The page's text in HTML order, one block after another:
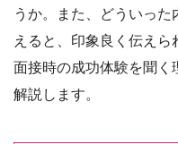
うか。また、どういっ
えると、印象良く伝えら
面接時の成功体験を聞く
解説します。